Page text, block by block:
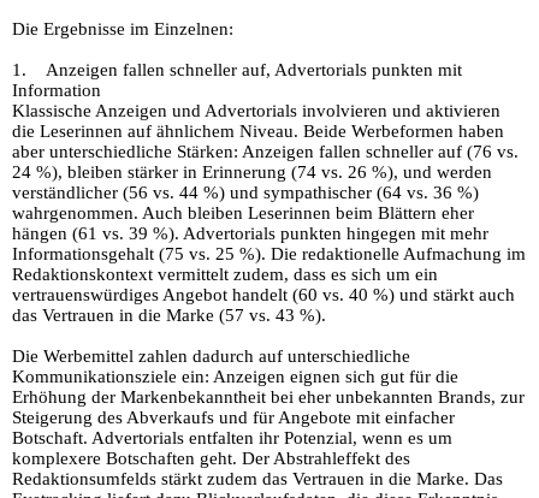
Die Ergebnisse im Einzelnen:
1. Anzeigen fallen schneller auf, Advertorials punkten mit
Information
Klassische Anzeigen und Advertorials involvieren und aktivieren
die Leserinnen auf ähnlichem Niveau. Beide Werbeformen haben
aber unterschiedliche Stärken: Anzeigen fallen schneller auf (76 vs.
24 %), bleiben stärker in Erinnerung (74 vs. 26 %), und werden
verständlicher (56 vs. 44 %) und sympathischer (64 vs. 36 %)
wahrgenommen. Auch bleiben Leserinnen beim Blättern eher
hängen (61 vs. 39 %). Advertorials punkten hingegen mit mehr
Informationsgehalt (75 vs. 25 %). Die redaktionelle Aufmachung im
Redaktionskontext vermittelt zudem, dass es sich um ein
vertrauenswürdiges Angebot handelt (60 vs. 40 %) und stärkt auch
das Vertrauen in die Marke (57 vs. 43 %).
Die Werbemittel zahlen dadurch auf unterschiedliche
Kommunikationsziele ein: Anzeigen eignen sich gut für die
Erhöhung der Markenbekanntheit bei eher unbekannten Brands, zur
Steigerung des Abverkaufs und für Angebote mit einfacher
Botschaft. Advertorials entfalten ihr Potenzial, wenn es um
komplexere Botschaften geht. Der Abstrahleffekt des
Redaktionsumfelds stärkt zudem das Vertrauen in die Marke. Das